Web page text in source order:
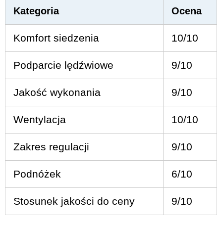
Kategoria Ocena
Komfort siedzenia 10/10
Podparcie lędźwiowe 9/10
Jakość wykonania 9/10
Wentylacja 10/10
Zakres regulacji 9/10
Podnóżek 6/10
Stosunek jakości do ceny 9/10